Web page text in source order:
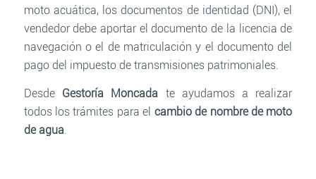
moto acuática, los documentos de identidad (DNI), el
vendedor debe aportar el documento de la licencia de
navegación o el de matriculación y el documento del
pago del impuesto de transmisiones patrimoniales.
Desde Gestoría Moncada te ayudamos a realizar
todos los trámites para el cambio de nombre de moto
de agua.